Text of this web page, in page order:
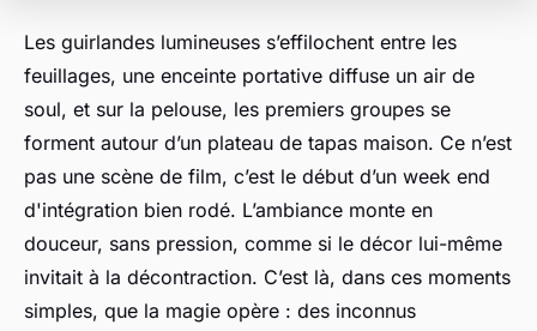
Les guirlandes lumineuses s’effilochent entre les
feuillages, une enceinte portative diffuse un air de
soul, et sur la pelouse, les premiers groupes se
forment autour d’un plateau de tapas maison. Ce n’est
pas une scène de film, c’est le début d’un week end
d'intégration bien rodé. L’ambiance monte en
douceur, sans pression, comme si le décor lui-même
invitait à la décontraction. C’est là, dans ces moments
simples, que la magie opère : des inconnus